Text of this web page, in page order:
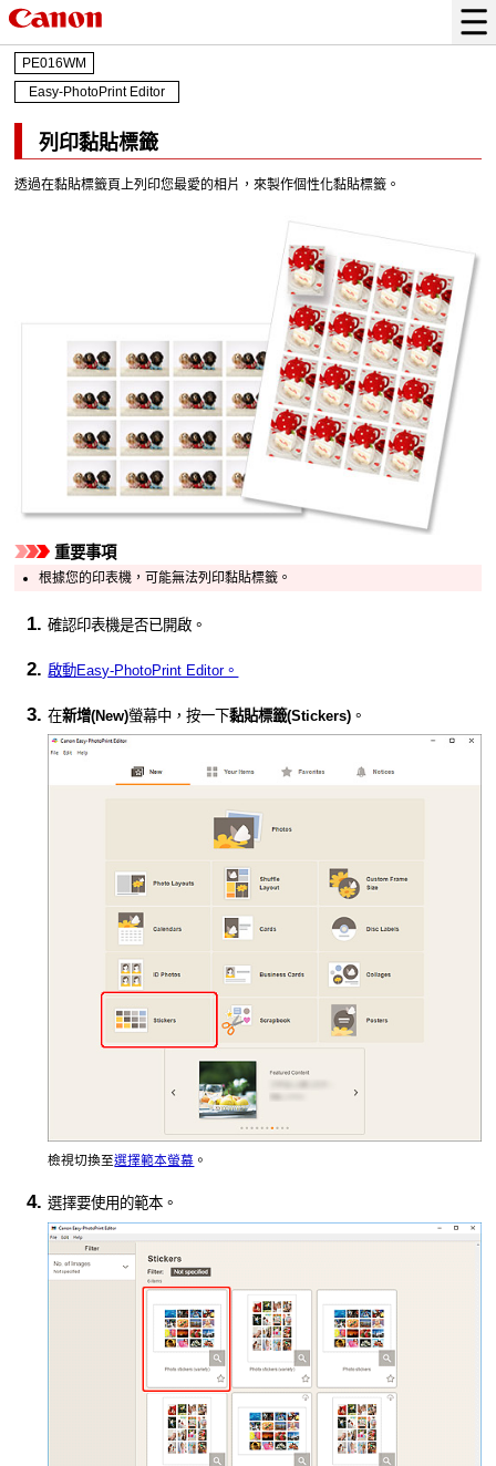
PE016WM
Easy-PhotoPrint Editor
列印黏貼標籤
透過在黏貼標籤頁上列印您最愛的相片，來製作個性化黏貼標籤。
重要事項
根據您的印表機 ，可能無法列印黏貼標籤。
確認印表機是否已開啟。
啟動Easy-PhotoPrint Editor。
在新增(New)螢幕中，按一下黏貼標籤(Stickers) 。
檢視切換至選擇範本螢幕 。
選擇要使用的範本。